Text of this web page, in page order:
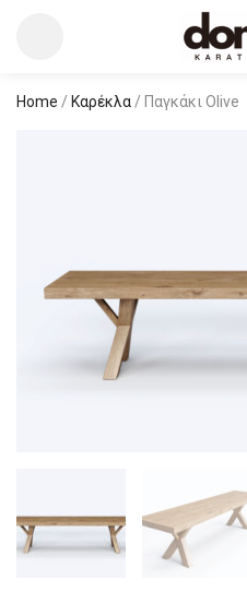
Home / Καρέκλα / Παγκάκι Olive